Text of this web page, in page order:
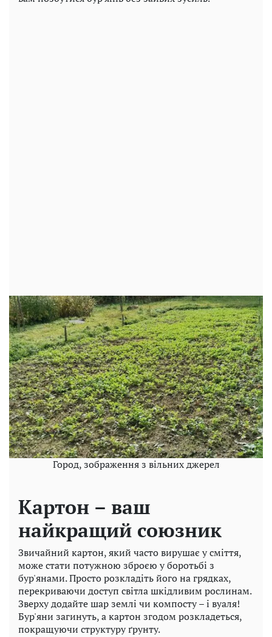
Город, зображення з вільних джерел
Картон – ваш
найкращий союзник
Звичайний картон, який часто вирушає у сміття,
може стати потужною зброєю у боротьбі з
бур'янами. Просто розкладіть його на грядках,
перекриваючи доступ світла шкідливим рослинам.
Зверху додайте шар землі чи компосту – і вуаля!
Бур'яни загинуть, а картон згодом розкладеться,
покращуючи структуру ґрунту.